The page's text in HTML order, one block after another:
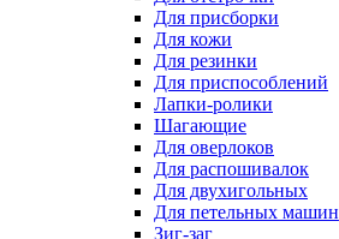
Для присборки
Для кожи
Для резинки
Для приспособлений
Лапки-ролики
Шагающие
Для оверлоков
Для распошивалок
Для двухигольных
Для петельных машин
Зиг-заг